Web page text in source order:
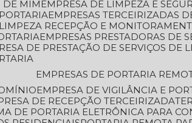
DE MIM
EMPRESA DE LIMPEZA E
EMPRESAS TERCEIRIZADAS
LIMPEZA RECEPÇÃO E
EMPRESAS PRESTADORAS DE
DE PRESTAÇÃO DE SERVIÇOS
EMPRESAS DE PORTARIA
EMPRESA DE VIGILÂNCIA E
DE RECEPÇÃO TERCEIRIZADA
DE PORTARIA ELETRÔNICA PARA